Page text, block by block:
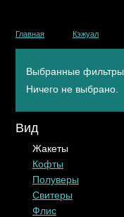
Главная Кэжуал
Выбранные фильтры
Ничего не выбрано.
Вид
Жакеты
Кофты
Полуверы
Свитеры
Флис